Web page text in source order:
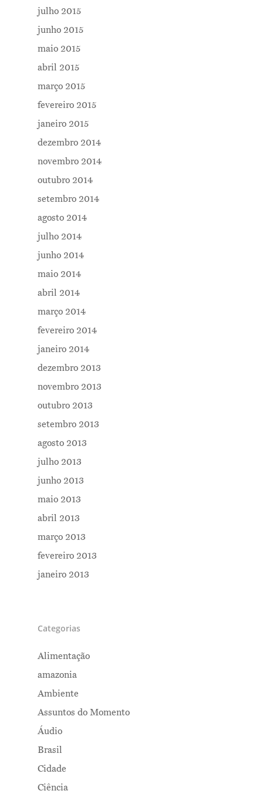
julho 2015
junho 2015
maio 2015
abril 2015
março 2015
fevereiro 2015
janeiro 2015
dezembro 2014
novembro 2014
outubro 2014
setembro 2014
agosto 2014
julho 2014
junho 2014
maio 2014
abril 2014
março 2014
fevereiro 2014
janeiro 2014
dezembro 2013
novembro 2013
outubro 2013
setembro 2013
agosto 2013
julho 2013
junho 2013
maio 2013
abril 2013
março 2013
fevereiro 2013
janeiro 2013
Categorias
Alimentação
amazonia
Ambiente
Assuntos do Momento
Áudio
Brasil
Cidade
Ciência